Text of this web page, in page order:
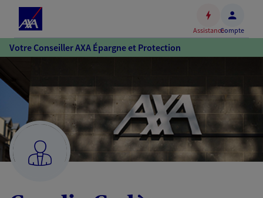
Accéder
au
Accéder
au
pied
de
page
AssistanceCompte
Votre Conseiller AXA Épargne et Protection